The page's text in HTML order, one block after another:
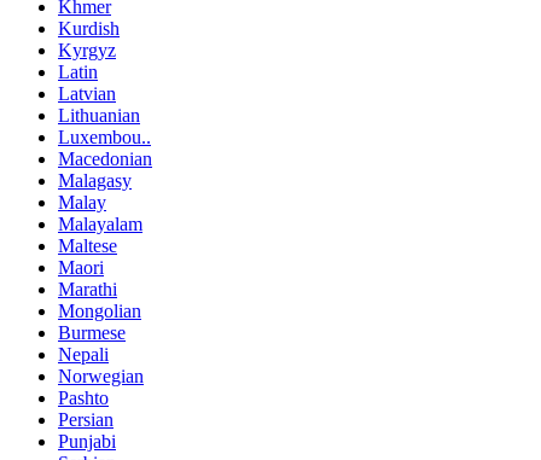
Khmer
Kurdish
Kyrgyz
Latin
Latvian
Lithuanian
Luxembou..
Macedonian
Malagasy
Malay
Malayalam
Maltese
Maori
Marathi
Mongolian
Burmese
Nepali
Norwegian
Pashto
Persian
Punjabi